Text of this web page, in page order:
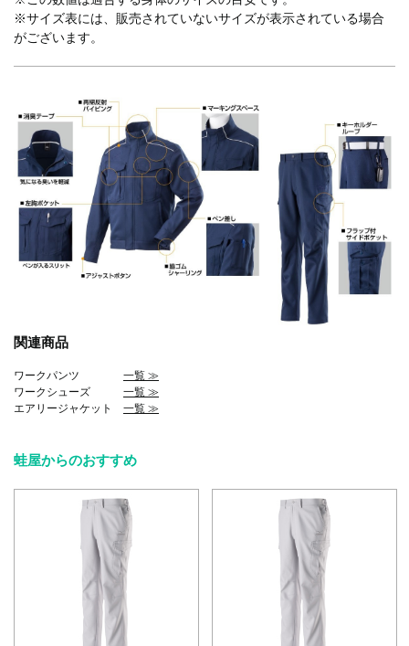
※サイズ表には、販売されていないサイズが表示されている場合
がございます。
関連商品
ワークパンツ 一覧 ≫
ワークシューズ 一覧 ≫
エアリージャケット 一覧 ≫
蛙屋からのおすすめ